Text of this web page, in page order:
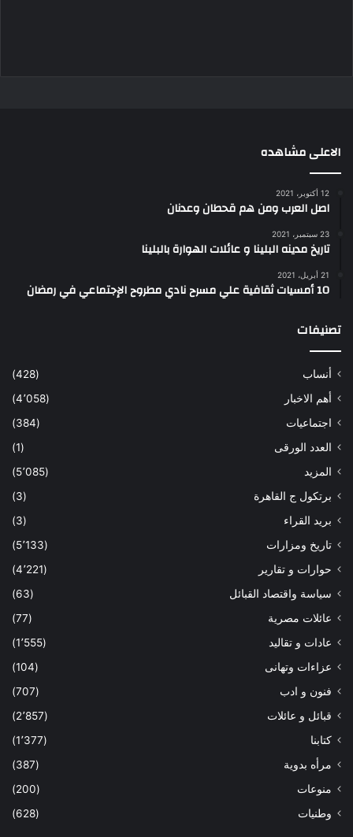
الاعلى مشاهده
12 أكتوبر، 2021
اصل العرب ومن هم قحطان وعدنان
23 سبتمبر، 2021
تاريخ مدينه البلينا و عائلات الهوارة بالبلينا
21 أبريل، 2021
10 أمسيات ثقافية علي مسرح نادي مطروح الإجتماعي في رمضان
تصنيفات
أنساب
(428)
أهم الاخبار
(4٬058)
اجتماعيات
(384)
العدد الورقى
(1)
المزيد
(5٬085)
برتكول ج القاهرة
(3)
بريد القراء
(3)
تاريخ ومزارات
(5٬133)
حوارات و تقارير
(4٬221)
سياسة واقتصاد القبائل
(63)
عائلات مصرية
(77)
عادات و تقاليد
(1٬555)
عزاءات وتهانى
(104)
فنون و ادب
(707)
قبائل و عائلات
(2٬857)
كتابنا
(1٬377)
مرأه بدوية
(387)
منوعات
(200)
وطنيات
(628)